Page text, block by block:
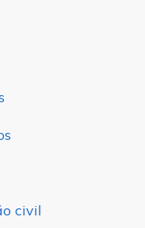
civil